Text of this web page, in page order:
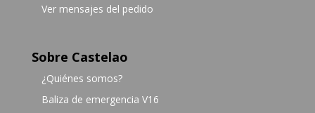
Ver mensajes del pedido
Sobre Castelao
¿Quiénes somos?
Baliza de emergencia V16